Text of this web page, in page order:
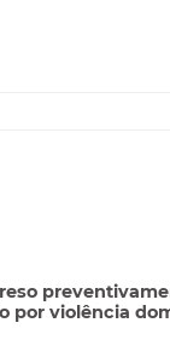
por violência